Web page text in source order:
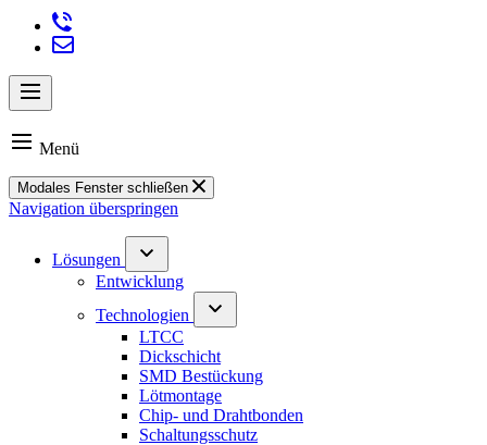
Menü
Modales Fenster schließen
Navigation überspringen
Lösungen
Entwicklung
Technologien
LTCC
Dickschicht
SMD Bestückung
Lötmontage
Chip- und Drahtbonden
Schaltungsschutz